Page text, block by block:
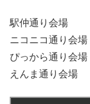
駅仲通り会場
ニコニコ通り会場
ぴっから通り会場
えんま通り会場